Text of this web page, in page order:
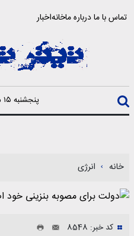
تماس با مادرباره ماخانهاخبار
پنجشنبه ۱۵ مرداد ۱۴۰۵
خانه انرژی
کد خبر: 8548